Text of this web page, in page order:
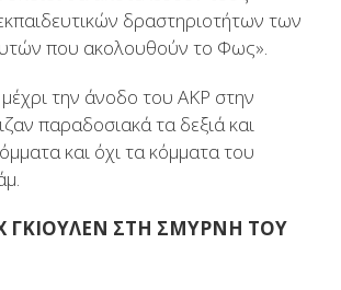
δραστηριοτήτων των
που ακολουθούν το Φως».
την άνοδο του ΑΚΡ στην
παραδοσιακά τα δεξιά και
και όχι τα κόμματα του
ΓΚΙΟΥΛΕΝ ΣΤΗ ΣΜΥΡΝΗ ΤΟΥ